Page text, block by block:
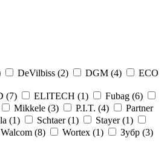
DeVilbiss (2) DGM (4)
ECO
(7) ELITECH (1) Fubag (6)
Mikkele (3) P.I.T. (4)
Partner
(1) Schtaer (1) Stayer (1)
Walcom (8) Wortex (1) Зубр (3)